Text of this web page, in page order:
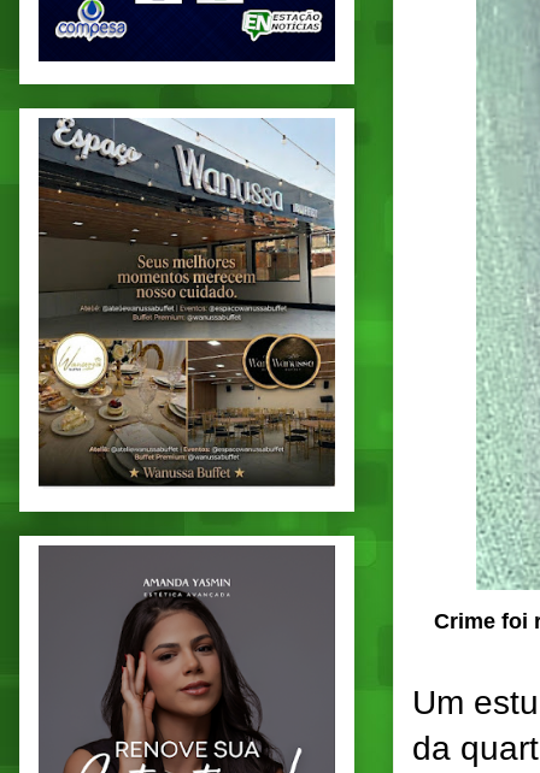
Crime foi
Um
da